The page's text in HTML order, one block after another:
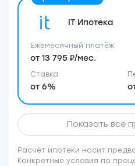
IT Ипотека
Ставка
от 6%
Ежемесячный платёж
от 13 795 ₽/мес.
Показать все
Расчёт ипотеки носит
Конкретные условия по